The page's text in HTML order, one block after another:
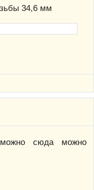
34,6 мм
сюда можно